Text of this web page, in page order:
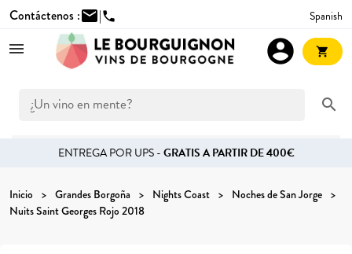
Contáctenos :mail|phone Spanish
search
account_circle shopping_cart
ENTREGA POR UPS -GRATIS A PARTIR DE 400€
Inicio Grandes Borgoña Nights Coast
Noches de San Jorge
Nuits Saint Georges Rojo 2018